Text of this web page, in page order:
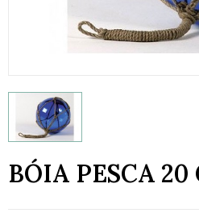
BÓIA PESCA 20